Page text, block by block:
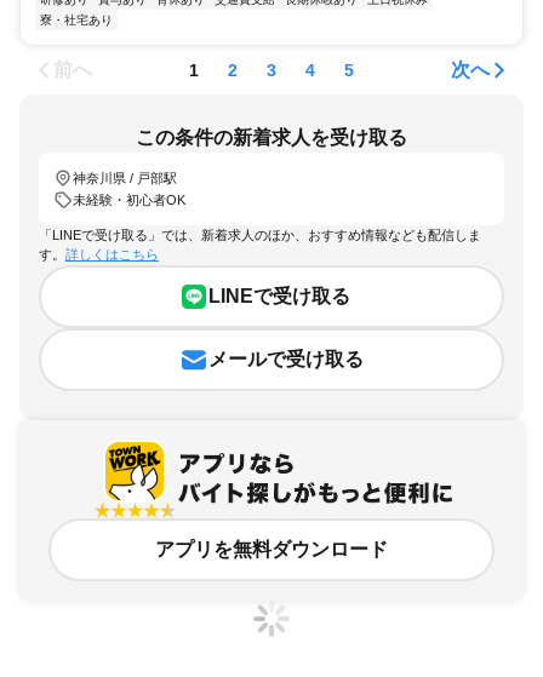
寮・社宅あり
前へ 1 2 3 4 5 次へ
この条件の新着求人を受け取る
神奈川県 / 戸部駅
未経験・初心者OK
「LINEで受け取る」では、新着求人のほか、おすすめ情報なども配信しま
す。 詳しくはこちら
LINEで受け取る
メールで受け取る
アプリを無料ダウンロード